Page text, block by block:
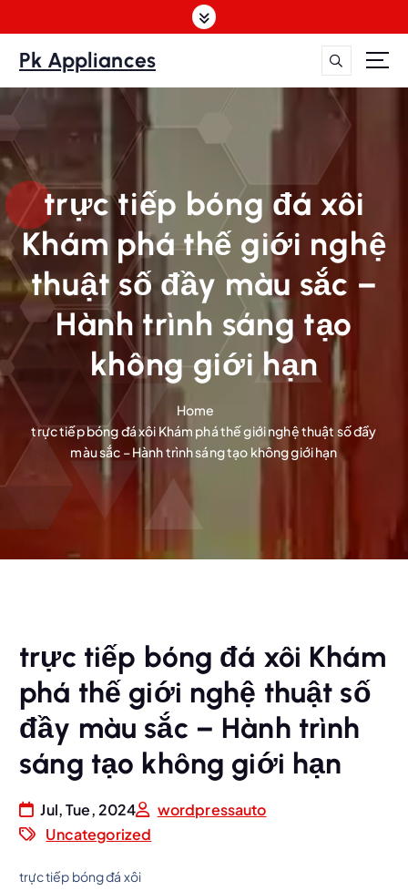
k
t
o
o
e
n
t
Pk Appliances
trực tiếp bóng đá xôi
Khám phá thế giới nghệ
thuật số đầy màu sắc –
Hành trình sáng tạo
không giới hạn
Home
trực tiếp bóng đá xôi Khám phá thế giới nghệ thuật số đầy
màu sắc – Hành trình sáng tạo không giới hạn
trực tiếp bóng đá xôi Khám
phá thế giới nghệ thuật số
đầy màu sắc – Hành trình
sáng tạo không giới hạn
Jul, Tue, 2024
wordpressauto
Uncategorized
trực tiếp bóng đá xôi